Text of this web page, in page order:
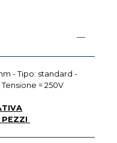
- Tipo: standard -
= 250V
PEZZI